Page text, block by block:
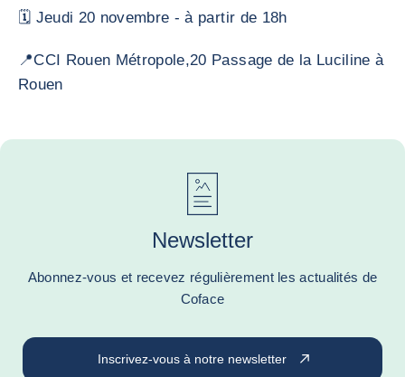
🗓️ Jeudi 20 novembre - à partir de 18h
📍CCI Rouen Métropole,20 Passage de la Luciline à
Rouen
Newsletter
Abonnez-vous et recevez régulièrement les actualités de
Coface
Inscrivez-vous à notre newsletter